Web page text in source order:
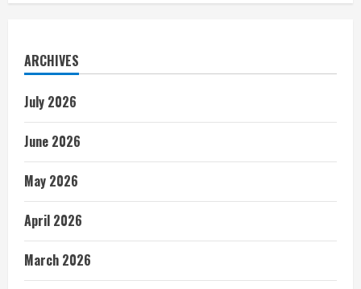
ARCHIVES
July 2026
June 2026
May 2026
April 2026
March 2026